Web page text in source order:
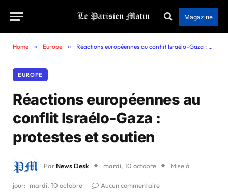
Magazine
Home » Europe » Réactions européennes au conflit Israélo-Gaza : protestes et soutien
EUROPE
Réactions européennes au
conflit Israélo-Gaza :
protestes et soutien
Par News Desk mardi, 10 octobre Mise à
jour: mardi, 10 octobre
Aucun commentaire